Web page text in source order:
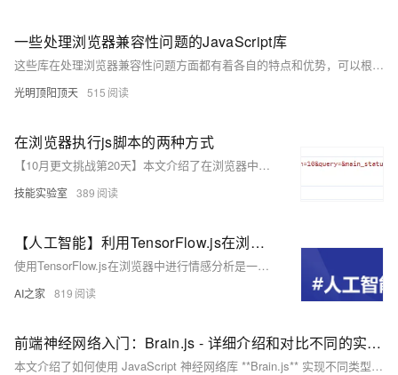
一些处理浏览器兼容性问题的JavaScript库
这些库在处理浏览器兼容性问题方面都有着各自的特点和优势，可以根据具体的需求和项目情况选择合适的库来使用，从而提高代码的兼容性和稳定性，为用户提供更好的体验。同时，随着浏览器技术的不断发展，还需要持续关注和学习新的兼容性解决方案。
光明顶阳顶天 515
在浏览器执行js脚本的两种方式
【10月更文挑战第20天】本文介绍了在浏览器中执行HTTP请求的两种方式：`fetch`和`XMLHttpRequest`。`fetch`支持GET和POST请求，返回Promise对象，可以方便地处理异步操作。`XMLHttpRequest`则通过回调函数处理请求结果，适用于需要兼容旧浏览器的场景。文中还提供了具体的代码示例。
技能实验室 389
【人工智能】利用TensorFlow.js在浏览器中实现一个基本的情感分析系统
使用TensorFlow.js在浏览器中进行情感分析是一个非常实用的应用场景。TensorFlow.js 是一个用于在JavaScript环境中训练和部署机器学习模型的库，使得开发者能够在客户端直接运行复杂的机器学习任务。对于情感分析，我们可以使用预先训练好的模型来识别文本中的积极、消极或中性情感。
AI之家 819
前端神经网络入门：Brain.js - 详细介绍和对比不同的实现 - CNN、RNN、DNN、FFNN -无需准备环境打开浏览器即可测试运行-支持WebGPU加速
本文介绍了如何使用 JavaScript 神经网络库 **Brain.js** 实现不同类型的神经网络，包括前馈神经网络（FFNN）、深度神经网络（DNN）和循环神经网络（RNN）。通过简单的示例和代码，帮助前端开发者快速入门并理解神经网络的基本概念。文章还对比了各类神经网络的特点和适用场景，并简要介绍了卷积神经网络（CNN）的替代方案。